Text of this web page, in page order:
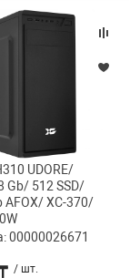
UDORE/
Gb/ 512 SSD/
AFOX/ XC-370/
00000026671
/ шт.